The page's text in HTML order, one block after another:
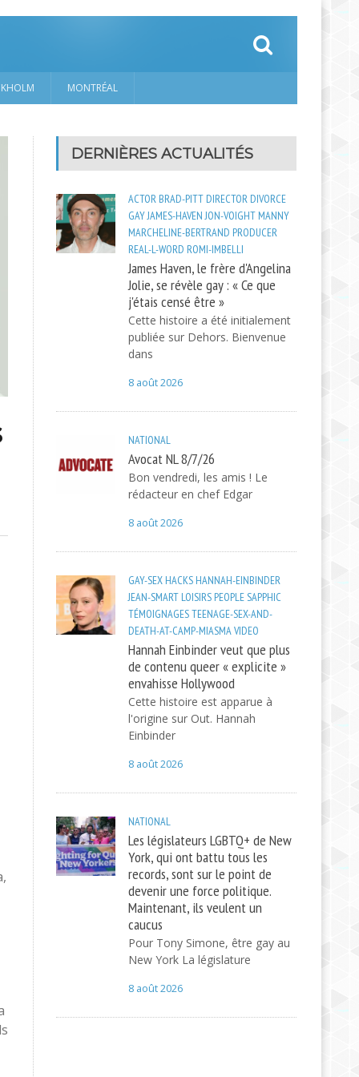
MONTRÉAL
DERNIÈRES ACTUALITÉS
ACTOR BRAD-PITT DIRECTOR DIVORCE
GAYJAMES-HAVEN JON-VOIGHT MANNY
MARCHELINE-BERTRAND PRODUCER
REAL-L-WORD ROMI-IMBELLI
James Haven, le frère d'Angelina
Jolie, se révèle gay : « Ce que
j'étais censé être »
Cette histoire a été initialement
publiée sur Dehors. Bienvenue
dans
8 août 2026
NATIONAL
Avocat NL 8/7/26
Bon vendredi, les amis ! Le
rédacteur en chef Edgar
8 août 2026
GAY-SEX HACKS HANNAH-EINBINDER
JEAN-SMART LOISIRS PEOPLESAPPHIC
TÉMOIGNAGESTEENAGE-SEX-AND-
DEATH-AT-CAMP-MIASMAVIDEO
Hannah Einbinder veut que plus
de contenu queer « explicite »
envahisse Hollywood
Cette histoire est apparue à
l'origine sur Out. Hannah
Einbinder
8 août 2026
NATIONAL
Les législateurs LGBTQ+ de New
York, qui ont battu tous les
records, sont sur le point de
devenir une force politique.
Maintenant, ils veulent un
caucus
Pour Tony Simone, être gay au
New York La législature
8 août 2026